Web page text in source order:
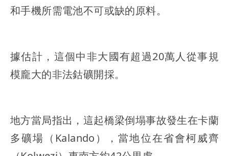
和手機所需電池不可或缺的原料。
據估計，這個中非大國有超過20萬人從事規
模龐大的非法鈷礦開採。
地方當局指出，這起橋梁倒塌事故發生在卡蘭
多礦場（Kalando），當地位在省會柯威齊